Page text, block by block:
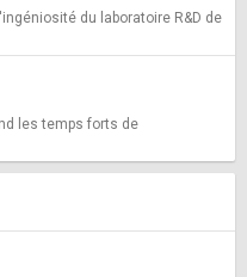
du laboratoire R&D de
les temps forts de